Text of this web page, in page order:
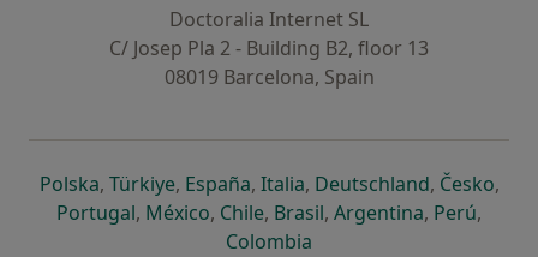
Doctoralia Internet SL
C/ Josep Pla 2 - Building B2, floor 13
08019 Barcelona, Spain
Polskaabre num novo separador
, Türkiyeabre num novo separador
, Españaabre num novo separador
, Italiaabre num novo
, Deutschlandabre num
, Česko,
Portugalabre num novo separador
, Méxicoabre num novo separador
, Chileabre num novo separador
, Brasilabre num novo
, Argentinaabre num
, Perúabre
,
Colombia